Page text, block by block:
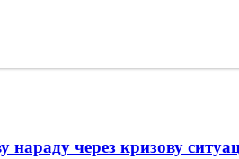
через кризову